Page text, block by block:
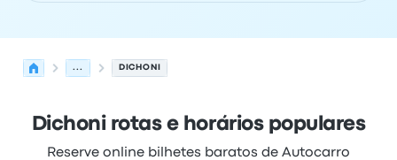
... DICHONI
Dichoni rotas e horários populares
Reserve online bilhetes baratos de Autocarro